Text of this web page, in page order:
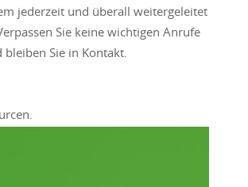
jederzeit und überall weitergeleitet
Sie keine wichtigen Anrufe
bleiben Sie in Kontakt.